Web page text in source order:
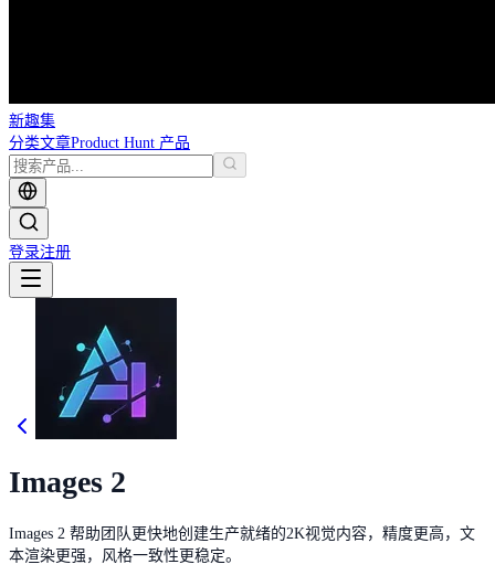
新趣集
分类文章Product Hunt 产品
登录注册
Images 2
Images 2 帮助团队更快地创建生产就绪的2K视觉内容，精度更高，文
本渲染更强，风格一致性更稳定。